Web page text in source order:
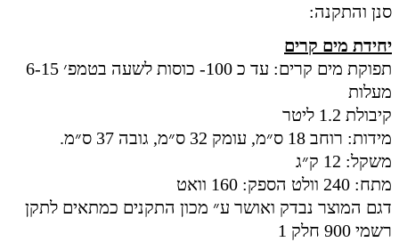
סנן והתקנה:
יחידת מים קרים
תפוקת מים קרים: עד כ 100- כוסות לשעה בטמפ׳ 6-15
מעלות
קיבולת 1.2 ליטר
מידות: רוחב 18 ס״מ, עומק 32 ס״מ, גובה 37 ס״מ.
משקל: 12 ק״ג
מתח: 240 וולט הספק: 160 וואט
דגם המוצר נבדק ואושר ע״ מכון התקנים כמתאים לתקן
רשמי 900 חלק 1